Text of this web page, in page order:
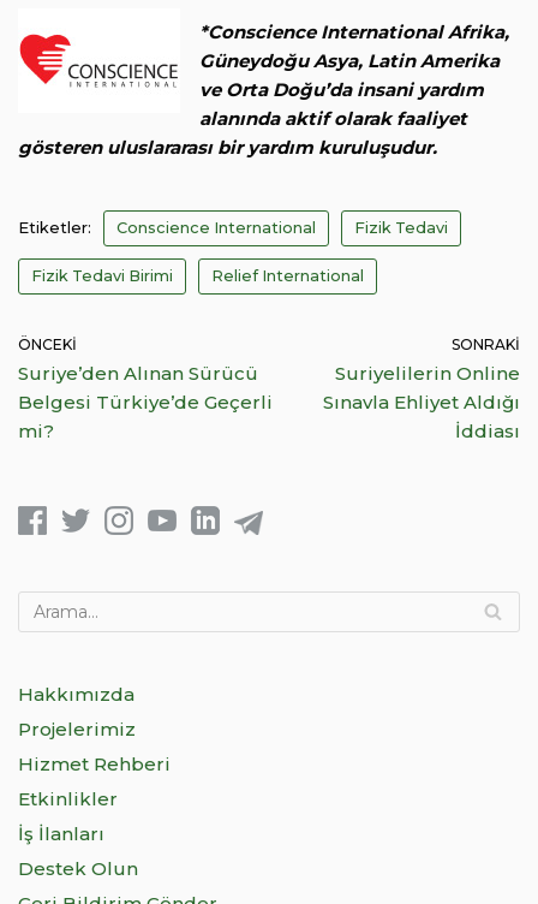
*Conscience International Afrika,
Güneydoğu Asya, Latin Amerika
ve Orta Doğu’da insani yardım
alanında aktif olarak faaliyet
gösteren uluslararası bir yardım kuruluşudur.
Etiketler: Conscience International Fizik Tedavi
Fizik Tedavi Birimi Relief International
ÖNCEKI
Suriye’den Alınan Sürücü
Belgesi Türkiye’de Geçerli
mi?
SONRAKI
Suriyelilerin Online
Sınavla Ehliyet Aldığı
İddiası
Hakkımızda
Projelerimiz
Hizmet Rehberi
Etkinlikler
İş İlanları
Destek Olun